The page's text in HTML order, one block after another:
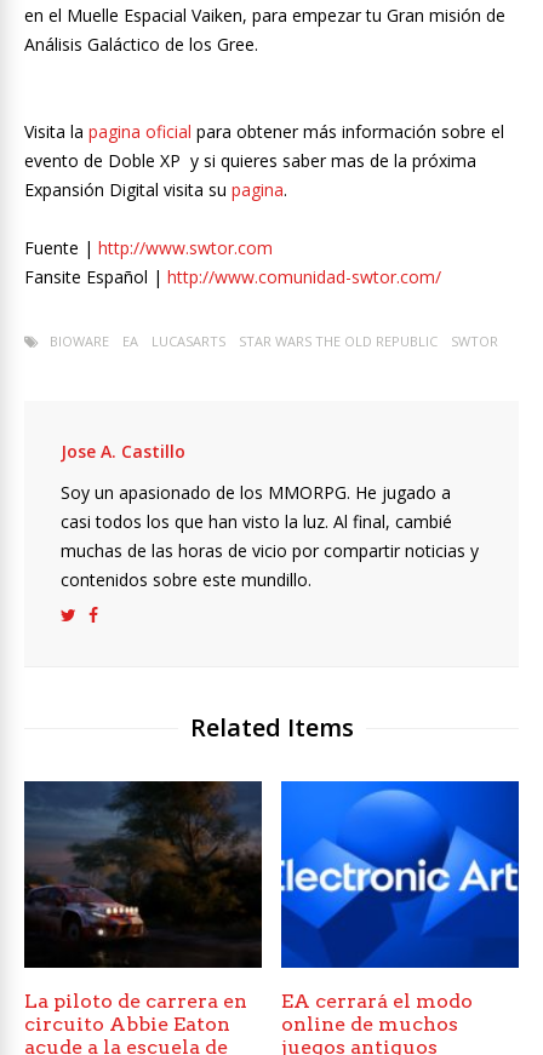
en el Muelle Espacial Vaiken, para empezar tu Gran misión de
Análisis Galáctico de los Gree.
Visita la pagina oficial para obtener más información sobre el
evento de Doble XP y si quieres saber mas de la próxima
Expansión Digital visita su pagina.
Fuente | http://www.swtor.com
Fansite Español | http://www.comunidad-swtor.com/
BIOWARE EA LUCASARTS STAR WARS THE OLD REPUBLIC SWTOR
Jose A. Castillo
Soy un apasionado de los MMORPG. He jugado a
casi todos los que han visto la luz. Al final, cambié
muchas de las horas de vicio por compartir noticias y
contenidos sobre este mundillo.
Related Items
La piloto de carrera en
circuito Abbie Eaton
acude a la escuela de
EA cerrará el modo
online de muchos
juegos antiguos